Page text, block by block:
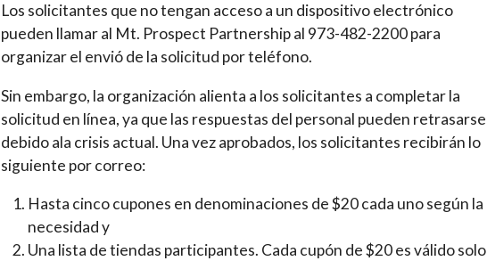
Los solicitantes que no tengan acceso a un dispositivo electrónico
pueden llamar al Mt. Prospect Partnership al 973-482-2200 para
organizar el envió de la solicitud por teléfono.
Sin embargo, la organización alienta a los solicitantes a completar la
solicitud en línea, ya que las respuestas del personal pueden retrasarse
debido ala crisis actual. Una vez aprobados, los solicitantes recibirán lo
siguiente por correo:
Hasta cinco cupones en denominaciones de $20 cada uno según la
necesidad y
Una lista de tiendas participantes. Cada cupón de $20 es válido solo